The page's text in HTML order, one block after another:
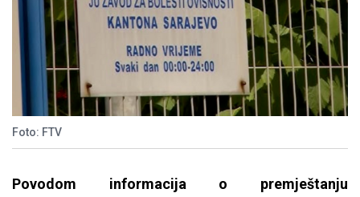
Foto: FTV
Povodom informacija o premještanju